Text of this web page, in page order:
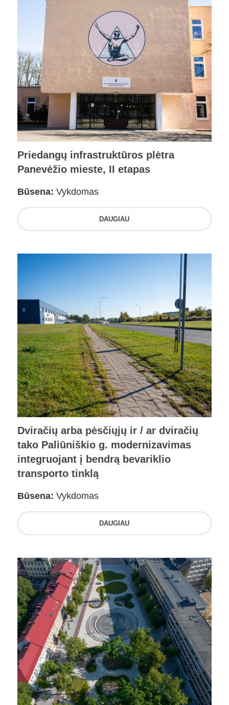
Priedangų infrastruktūros plėtra
Panevėžio mieste, II etapas
Būsena: Vykdomas
DAUGIAU
Dviračių arba pėsčiųjų ir / ar dviračių
tako Paliūniškio g. modernizavimas
integruojant į bendrą bevariklio
transporto tinklą
Būsena: Vykdomas
DAUGIAU